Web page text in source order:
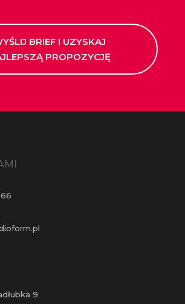
BRIEF I UZYSKAJ
PROPOZYCJĘ
9